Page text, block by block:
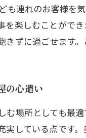
も連れのお客様を
を楽しむことがで
ずに過ごせます
の心遣い
場所としても最
実している点です